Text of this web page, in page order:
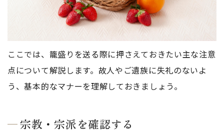
ここでは、籠盛りを送る際に押さえておきたい主な注意
点について解説します。故人やご遺族に失礼のないよ
う、基本的なマナーを理解しておきましょう。
宗教・宗派を確認する